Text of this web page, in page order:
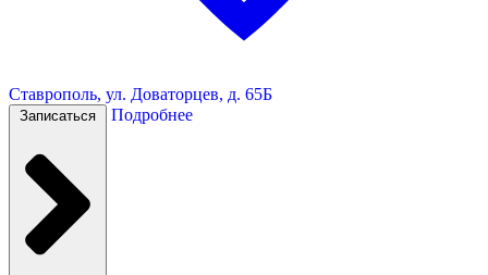
Ставрополь, ул. Доваторцев, д. 65Б
Записаться Подробнее